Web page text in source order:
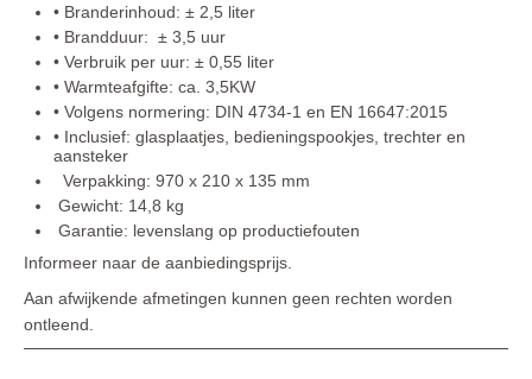
• Branderinhoud: ± 2,5 liter
• Brandduur: ± 3,5 uur
• Verbruik per uur: ± 0,55 liter
• Warmteafgifte: ca. 3,5KW
• Volgens normering: DIN 4734-1 en EN 16647:2015
• Inclusief: glasplaatjes, bedieningspookjes, trechter en
aansteker
Verpakking: 970 x 210 x 135 mm
Gewicht: 14,8 kg
Garantie: levenslang op productiefouten
Informeer naar de aanbiedingsprijs.
Aan afwijkende afmetingen kunnen geen rechten worden
ontleend.